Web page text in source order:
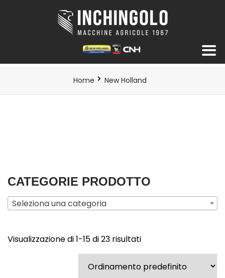
Home New Holland
CATEGORIE PRODOTTO
Seleziona una categoria
Visualizzazione di 1-15 di 23 risultati